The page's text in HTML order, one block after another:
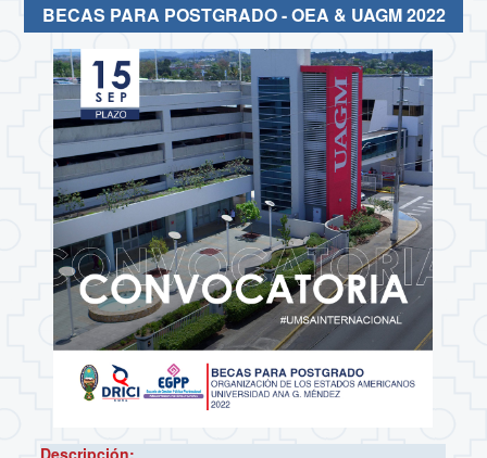
BECAS PARA POSTGRADO - OEA & UAGM 2022
Descripción: